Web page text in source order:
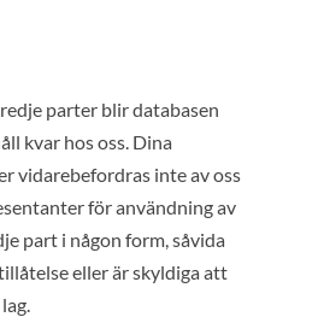
parter blir databasen
kvar hos oss. Dina
vidarebefordras inte av oss
för användning av
part i någon form, såvida
eller är skyldiga att